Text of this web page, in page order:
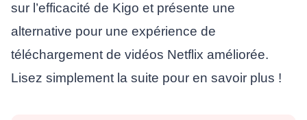
sur l’efficacité de Kigo et présente une
alternative pour une expérience de
téléchargement de vidéos Netflix améliorée.
Lisez simplement la suite pour en savoir plus !